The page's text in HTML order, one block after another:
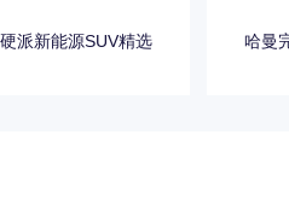
派新能源SUV精选 哈曼